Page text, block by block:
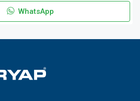
WhatsApp